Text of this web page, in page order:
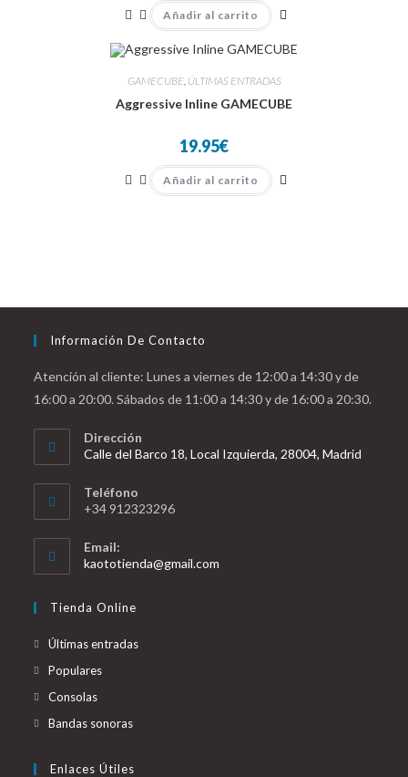
Añadir al carrito
GAMECUBE, ÚLTIMAS ENTRADAS
Aggressive Inline GAMECUBE
19.95€
Añadir al carrito
Información De Contacto
Atención al cliente: Lunes a viernes de 12:00 a 14:30 y de
16:00 a 20:00. Sábados de 11:00 a 14:30 y de 16:00 a 20:30.
Dirección
Calle del Barco 18, Local Izquierda, 28004, Madrid
Teléfono
+34 912323296
Email:
kaototienda@gmail.com
Tienda Online
Últimas entradas
Populares
Consolas
Bandas sonoras
Enlaces Útiles